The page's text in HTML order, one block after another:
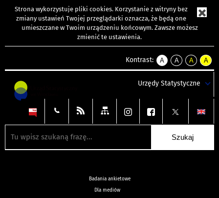
Strona wykorzystuje pliki cookies. Korzystanie z witryny bez
zmiany ustawień Twojej przeglądarki oznacza, że będą one
umieszczane w Twoim urządzeniu końcowym. Zawsze możesz
zmienić te ustawienia.
Kontrast:
A
kontrast
A
kontrast
tekst
czarnym
A
kontrast
tekst
czarnym
A
tekst
żółtym
Urzędy Statystyczne
Badania ankietowe
Dla mediów